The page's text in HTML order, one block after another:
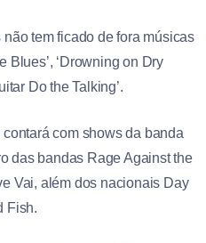
tem ficado de fora músicas
Blues’, ‘Drowning on Dry
Do the Talking’.
com shows da banda
das bandas Rage Against the
Vai, além dos nacionais Day
Fish.